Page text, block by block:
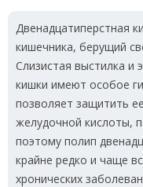
Двенадцатиперстная
кишечника, берущий
Слизистая выстилка и
кишки имеют особое
позволяет защитить
желудочной кислоты,
поэтому полип
крайне редко и чаще
хронических